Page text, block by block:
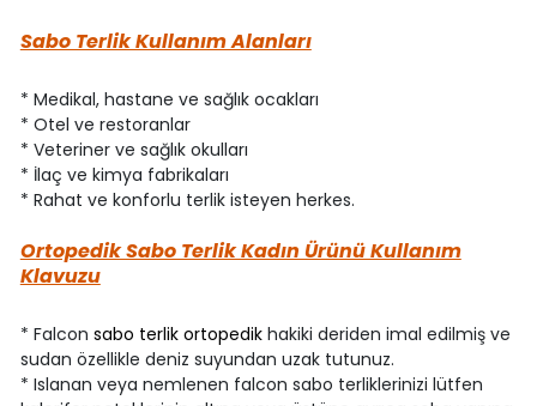
Sabo Terlik Kullanım Alanları
* Medikal, hastane ve sağlık ocakları
* Otel ve restoranlar
* Veteriner ve sağlık okulları
* İlaç ve kimya fabrikaları
* Rahat ve konforlu terlik isteyen herkes.
Ortopedik Sabo Terlik Kadın Ürünü Kullanım
Klavuzu
* Falcon sabo terlik ortopedikhakiki deriden imal edilmiş ve
sudan özellikle deniz suyundan uzak tutunuz.
* Islanan veya nemlenen falcon sabo terliklerinizi lütfen